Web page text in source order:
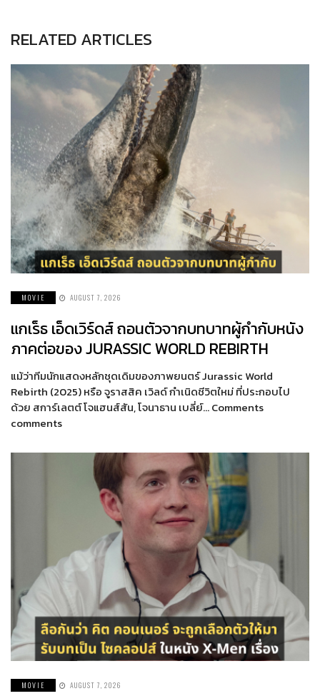
RELATED ARTICLES
MOVIE AUGUST 7, 2026
แกเร็ธ เอ็ดเวิร์ดส์ ถอนตัวจากบทบาทผู้กำกับหนัง
ภาคต่อของ JURASSIC WORLD REBIRTH
แม้ว่าทีมนักแสดงหลักชุดเดิมของภาพยนตร์ Jurassic World
Rebirth (2025) หรือ จูราสสิค เวิลด์ กำเนิดชีวิตใหม่ ที่ประกอบไป
ด้วย สการ์เลตต์ โจแฮนส์สัน, โจนาธาน เบลี่ย์… Comments
comments
MOVIE AUGUST 7, 2026